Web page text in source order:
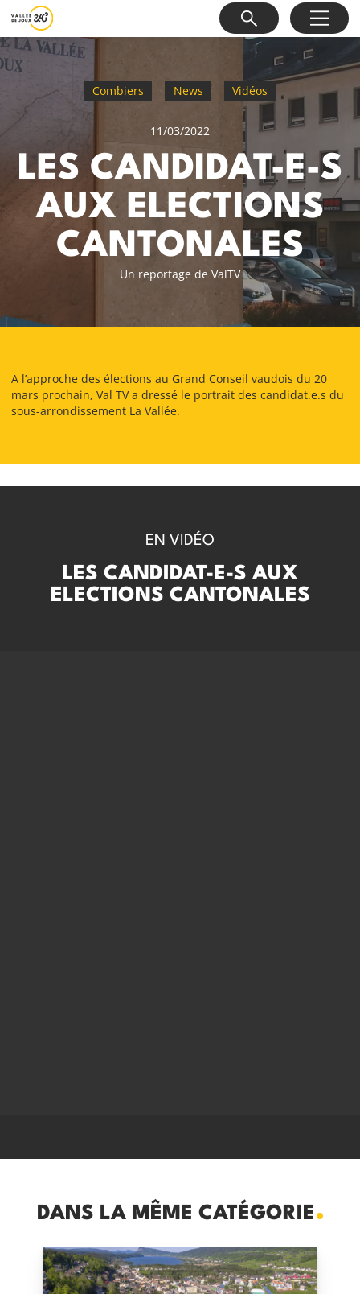
Combiers News Vidéos
11/03/2022
LES CANDIDAT-E-S
AUX ELECTIONS
CANTONALES
Un reportage de ValTV
A l’approche des élections au Grand Conseil vaudois du 20
mars prochain, Val TV a dressé le portrait des candidat.e.s du
sous-arrondissement La Vallée.
EN VIDÉO
LES CANDIDAT-E-S AUX
ELECTIONS CANTONALES
DANS LA MÊME CATÉGORIE